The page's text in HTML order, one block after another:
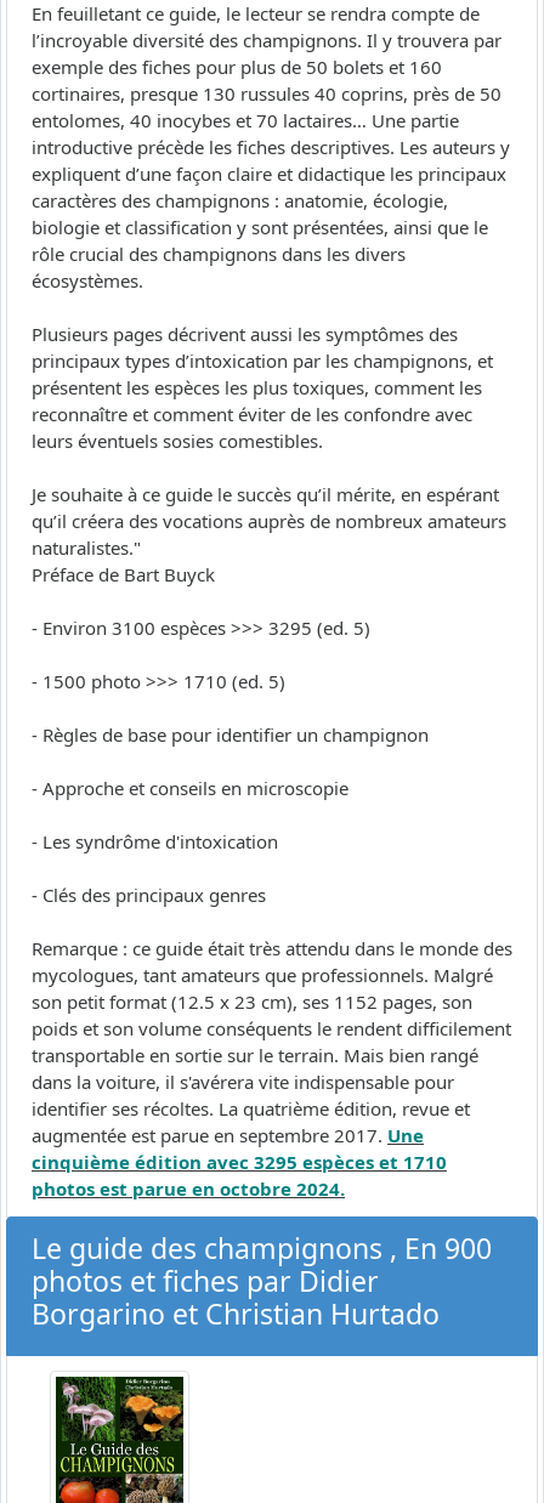
En feuilletant ce guide, le lecteur se rendra compte de
l’incroyable diversité des champignons. Il y trouvera par
exemple des fiches pour plus de 50 bolets et 160
cortinaires, presque 130 russules 40 coprins, près de 50
entolomes, 40 inocybes et 70 lactaires… Une partie
introductive précède les fiches descriptives. Les auteurs y
expliquent d’une façon claire et didactique les principaux
caractères des champignons : anatomie, écologie,
biologie et classification y sont présentées, ainsi que le
rôle crucial des champignons dans les divers
écosystèmes.
Plusieurs pages décrivent aussi les symptômes des
principaux types d’intoxication par les champignons, et
présentent les espèces les plus toxiques, comment les
reconnaître et comment éviter de les confondre avec
leurs éventuels sosies comestibles.
Je souhaite à ce guide le succès qu’il mérite, en espérant
qu’il créera des vocations auprès de nombreux amateurs
naturalistes."
Préface de Bart Buyck
- Environ 3100 espèces >>> 3295 (ed. 5)
- 1500 photo >>> 1710 (ed. 5)
- Règles de base pour identifier un champignon
- Approche et conseils en microscopie
- Les syndrôme d'intoxication
- Clés des principaux genres
Remarque : ce guide était très attendu dans le monde des
mycologues, tant amateurs que professionnels. Malgré
son petit format (12.5 x 23 cm), ses 1152 pages, son
poids et son volume conséquents le rendent difficilement
transportable en sortie sur le terrain. Mais bien rangé
dans la voiture, il s'avérera vite indispensable pour
identifier ses récoltes. La quatrième édition, revue et
augmentée est parue en septembre 2017. Une
cinquième édition avec 3295 espèces et 1710
photos est parue en octobre 2024.
Le guide des champignons , En 900
photos et fiches par Didier
Borgarino et Christian Hurtado